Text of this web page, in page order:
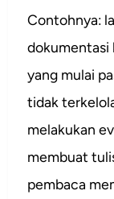
Contohnya:
dokumentasi
yang mulai
tidak
melakukan
membuat
pembaca